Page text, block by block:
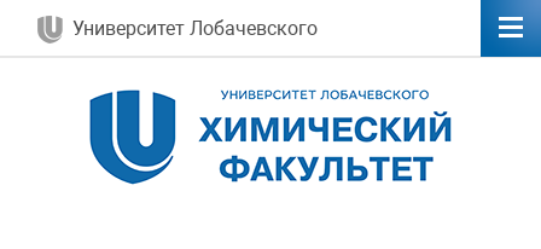
Университет Лобачевского